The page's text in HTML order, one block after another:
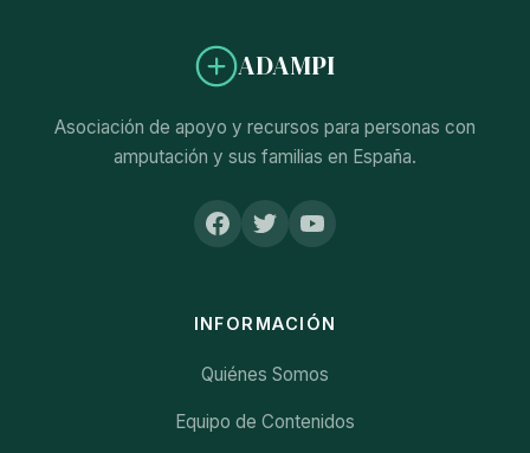
ADAMPI
Asociación de apoyo y recursos para personas con
amputación y sus familias en España.
INFORMACIÓN
Quiénes Somos
Equipo de Contenidos